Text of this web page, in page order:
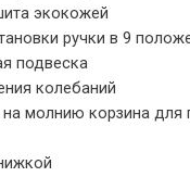
экокожей
ручки в 9
подвеска
колебаний
молнию корзина для